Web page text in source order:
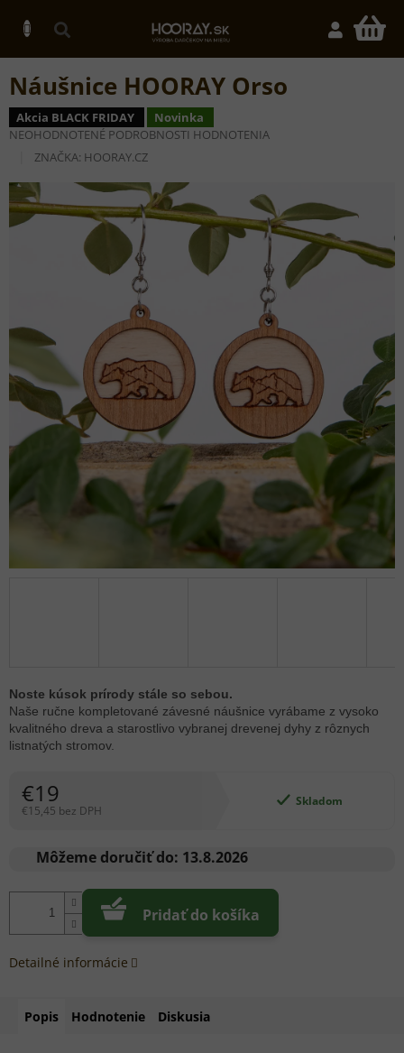
obsah
Náušnice HOORAY Orso
Akcia BLACK FRIDAY Novinka
PRIEMERNÉ
HODNOTENIE
PRODUKTU
JE
Z
5
NEOHODNOTENÉ PODROBNOSTI HODNOTENIA
ZNAČKA: HOORAY.CZ
€19
€15,45 bez DPH
cena:
Skladom
Môžeme doručiť do: 13.8.2026
Pridať do košíka
Noste kúsok prírody stále so sebou.
Naše ručne kompletované závesné náušnice vyrábame z vysoko
kvalitného dreva a starostlivo vybranej drevenej dyhy z rôznych
listnatých stromov.
Detailné informácie
Popis Hodnotenie Diskusia